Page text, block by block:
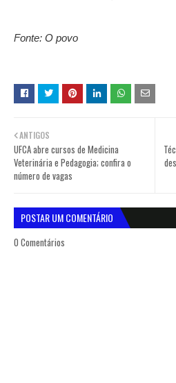
Fonte: O povo
ANTIGOS
UFCA abre cursos de Medicina
Veterinária e Pedagogia; confira o
número de vagas
POSTAR UM COMENTÁRIO
0 Comentários